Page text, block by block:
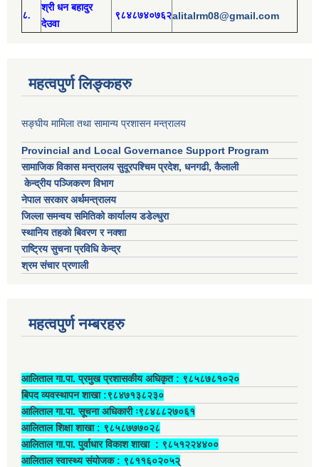
८.
श्री धन बहादुर
देउवा
९८४८७४०७६२alitalrm08@gmail.com
महत्वपुर्ण लिङ्कहरु
सङ्घीय मामिला तथा सामान्य प्रशासन मन्त्रालय
Provincial and Local Governance Support Program
सामाजिक विकास मन्त्रालय सुदूरपश्चिम प्रदेश, धनगढी, कैलाली
केन्द्रीय पञ्जिकरण विभाग
नेपाल सरकार अर्थमन्त्रालय
जिल्ला समन्वय समितिको कार्यालय डडेल्धुरा
स्थानिय तहको बिवरण र नक्शा
राष्ट्रिय सुचना प्रविधि केन्द्र
श्रम संचार प्रणाली
महत्वपुर्ण नम्बरहरु
आलिताल गा.पा. प्रमुख प्रशासकीय अधिकृत ‍: ९८५८७८१०२०
बिपद व्यवस्थापन शाखा :९८४७१३८२३०
आलिताल गा.पा. सूचना अधिकारी ः९८४८८२७०६१
आलिताल शिक्षा शाखा : ९८५८७७७०२८
आलिताल गा.पा. पुर्वाधार विकाश शाखा ‍: ९८५१२२४४००
आलिताल स्वास्थ्य संयोजक ‍: ९८११६०२०५२्